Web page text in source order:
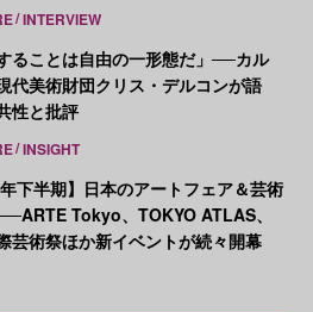
INTERVIEW
ることは自由の一形態だ」──カル
代美術財団クリス・デルコンが語
性と批評
INSIGHT
年下半期】日本のアートフェア＆芸術
Tokyo、TOKYO ATLAS、
芸術祭ほか新イベントが続々開幕